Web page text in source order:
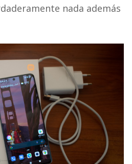
nada además